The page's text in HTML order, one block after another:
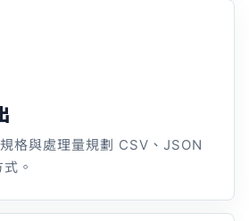
格與處理量規劃 CSV、JSON
。